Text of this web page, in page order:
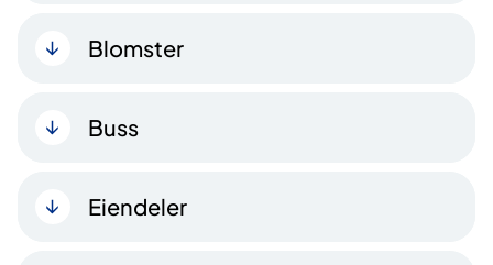
Blomster
Buss
Eiendeler